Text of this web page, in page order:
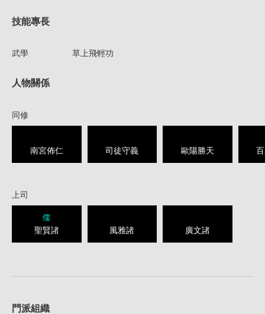
技能專長
武學 草上飛輕功
人物關係
同修
南宮佈仁 司徒守義 歐陽勝天
上司
儒
聖賢諸 風雅諸 廣文諸
門派組織